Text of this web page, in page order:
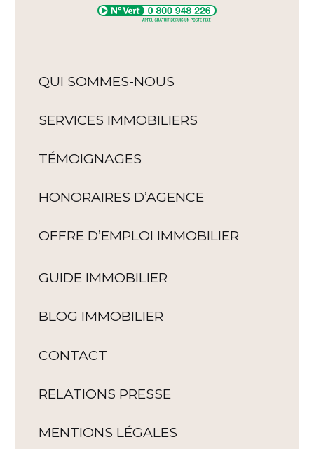
QUI SOMMES-NOUS
SERVICES IMMOBILIERS
TÉMOIGNAGES
HONORAIRES D’AGENCE
OFFRE D’EMPLOI IMMOBILIER
GUIDE IMMOBILIER
BLOG IMMOBILIER
CONTACT
RELATIONS PRESSE
MENTIONS LÉGALES